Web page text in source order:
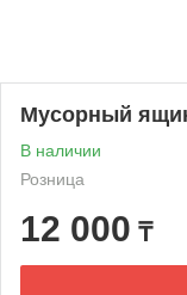
Мусорный
В наличии
Розница
12 000 ₸